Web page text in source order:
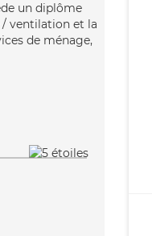
un diplôme
/ ventilation et la
de ménage,